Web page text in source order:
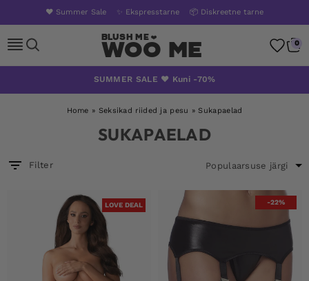
❤️ Summer Sale ✨ Ekspresstarne 📦 Diskreetne tarne
Woo Me 0
SUMMER SALE ❤️ Kuni -70%
Home » Seksikad riided ja pesu »Sukapaelad
SUKAPAELAD
Filter
LOVE DEAL -22%